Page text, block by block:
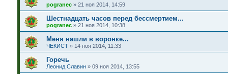
pogranec» 21 ноя 2014, 14:59
Шестнадцать часов перед бессмертием...
pogranec» 21 ноя 2014, 10:38
Меня нашли в воронке...
ЧЕКИСТ» 14 ноя 2014, 11:33
Горечь
Леонид Славин» 09 ноя 2014, 13:55